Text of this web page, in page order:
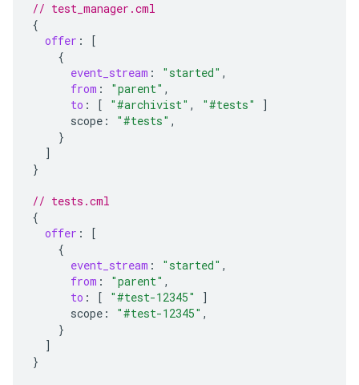
// test_manager.cml
{
offer :
[
{
event_stream : "started" ,
from : "parent" ,
to : [ "#archivist" , "#tests"
]
scope : "#tests" ,
}
]
}
// tests.cml
{
offer :
[
{
event_stream : "started" ,
from : "parent" ,
to : [ "#test-12345"
]
scope : "#test-12345" ,
}
]
}